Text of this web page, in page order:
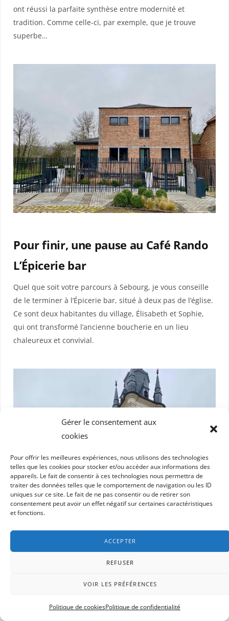
Gérer le consentement aux
cookies
Pour offrir les meilleures expériences, nous utilisons des technologies
telles que les cookies pour stocker et/ou accéder aux informations des
appareils. Le fait de consentir à ces technologies nous permettra de
traiter des données telles que le comportement de navigation ou les ID
uniques sur ce site. Le fait de ne pas consentir ou de retirer son
consentement peut avoir un effet négatif sur certaines caractéristiques
et fonctions.
ACCEPTER
REFUSER
VOIR LES PRÉFÉRENCES
Politique de cookiesPolitique de confidentialité
ont réussi la parfaite synthèse entre modernité et
tradition. Comme celle-ci, par exemple, que je trouve
superbe…
Pour finir, une pause au Café Rando
L’Épicerie bar
Quel que soit votre parcours à Sebourg, je vous conseille
de le terminer à l’Épicerie bar, situé à deux pas de l’église.
Ce sont deux habitantes du village, Élisabeth et Sophie,
qui ont transformé l’ancienne boucherie en un lieu
chaleureux et convivial.